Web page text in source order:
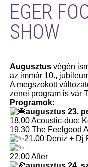
EGER
SHOW
Augusztus végén
az immár 10.,
A megszokott
zenei program is vár
Programok:
augusztus 23.
18.00 Acoustic-duo:
19.30 The Feelgood
21.00 Deniz + Dj
22.00 After